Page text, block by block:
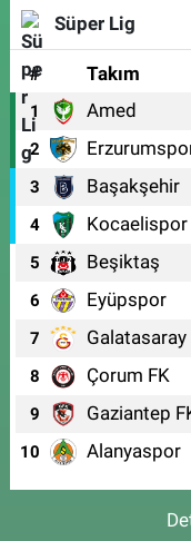
Süper Lig
# Takım
1 Amed
2
3 Başakşehir
4 Kocaelispor
5 Beşiktaş
6 Eyüpspor
7 Galatasaray
8 Çorum FK
9 Gaziantep
10 Alanyaspor